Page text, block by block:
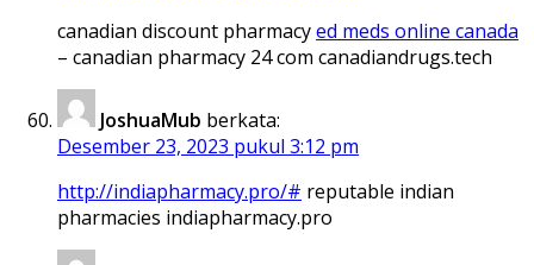
canadian discount pharmacyed meds online canada
– canadian pharmacy 24 com canadiandrugs.tech
JoshuaMub berkata:
Desember 23, 2023 pukul 3:12 pm
http://indiapharmacy.pro/# reputable indian
pharmacies indiapharmacy.pro